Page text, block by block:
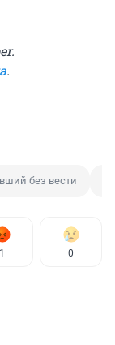
.
без вести
1 0